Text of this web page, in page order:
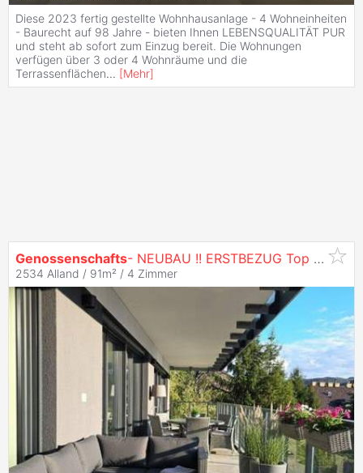
Diese 2023 fertig gestellte Wohnhausanlage - 4 Wohneinheiten
- Baurecht auf 98 Jahre - bieten Ihnen LEBENSQUALITÄT PUR
und steht ab sofort zum Einzug bereit. Die Wohnungen
verfügen über 3 oder 4 Wohnräume und die
Terrassenflächen... [Mehr]
Genossenschafts- NEUBAU !! ERSTBEZUG Top 2 !! im Erholungsgebiet ALLAND!!
2534 Alland / 91m² / 4 Zimmer